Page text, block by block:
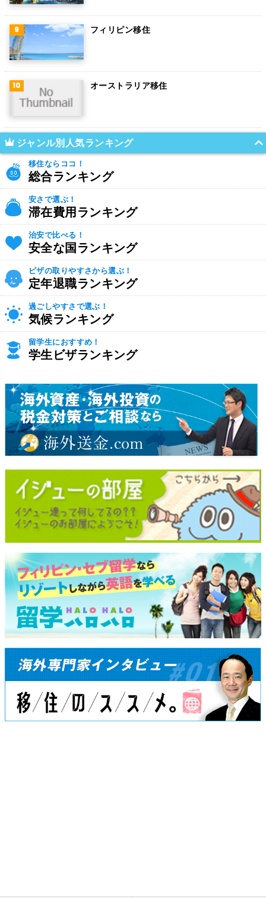
フィリピン移住
オーストラリア移住
ジャンル別人気ランキング
移住ならココ！
総合ランキング
安さで選ぶ！
滞在費用ランキング
治安で比べる！
安全な国ランキング
ビザの取りやすさから選ぶ！
定年退職ランキング
過ごしやすさで選ぶ！
気候ランキング
留学生におすすめ！
学生ビザランキング